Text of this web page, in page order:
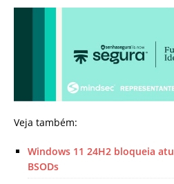
Veja também:
Windows 11 24H2 bloqueia
BSODs